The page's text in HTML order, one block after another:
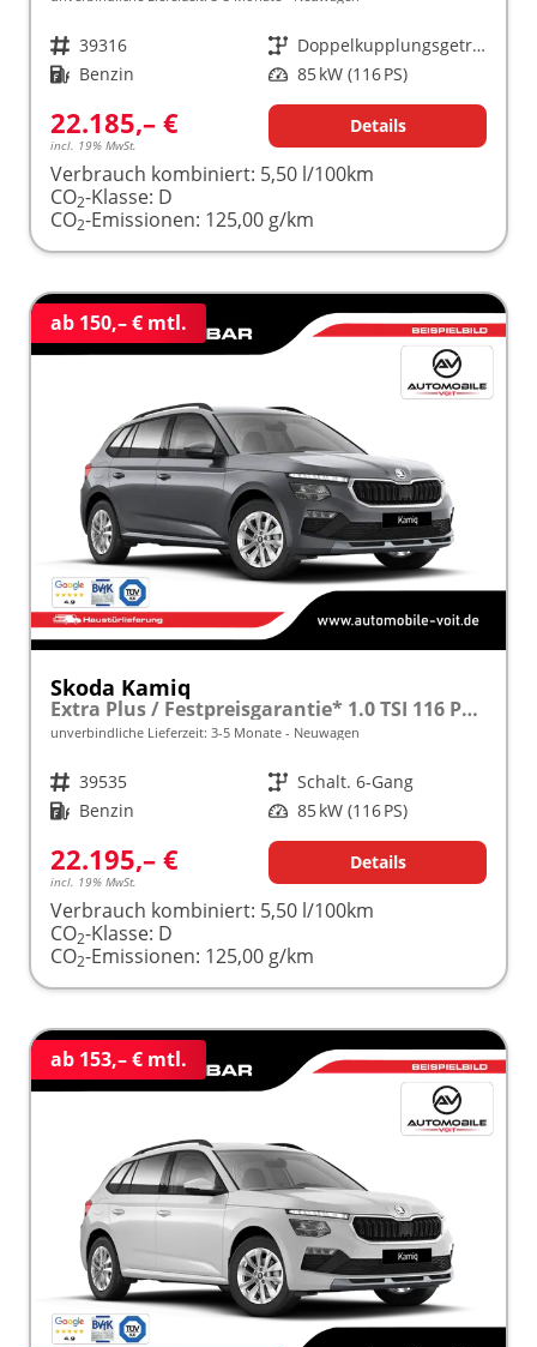
Fahrzeugnr. 39316 Getriebe
Doppelkupplungsgetriebe (DSG)
Kraftstoff Benzin Leistung 85 kW (116 PS)
22.185,– €
incl. 19% MwSt.
Details
Verbrauch kombiniert: 5,50 l/100km
CO2-Klasse: D
CO2-Emissionen: 125,00 g/km
ab 150,– € mtl.
Skoda Kamiq
Extra Plus / Festpreisgarantie* 1.0 TSI 116 PS frei konfigurierbar!
unverbindliche Lieferzeit: 3-5 Monate Neuwagen
Fahrzeugnr. 39535 Getriebe Schalt. 6-Gang
Kraftstoff Benzin Leistung 85 kW (116 PS)
22.195,– €
incl. 19% MwSt.
Details
Verbrauch kombiniert: 5,50 l/100km
CO2-Klasse: D
CO2-Emissionen: 125,00 g/km
ab 153,– € mtl.